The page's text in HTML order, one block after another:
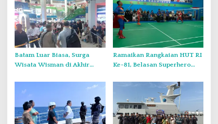
Batam Luar Biasa, Surga
Wisata Wisman di Akhir
Ramaikan Rangkaian HUT RI
Ke-81, Belasan Superhero